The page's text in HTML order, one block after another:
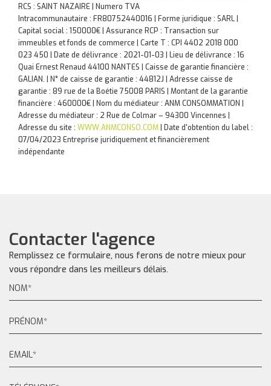
RCS : SAINT NAZAIRE | Numero TVA
Intracommunautaire : FR80752440016 | Forme juridique : SARL |
Capital social : 150000€ | Assurance RCP : Transaction sur
immeubles et fonds de commerce | Carte T : CPI 4402 2018 000
023 450 | Date de délivrance : 2021-01-03 | Lieu de délivrance : 16
Quai Ernest Renaud 44100 NANTES | Caisse de garantie financière :
GALIAN. | N° de caisse de garantie : 44812J | Adresse caisse de
garantie : 89 rue de la Boétie 75008 PARIS | Montant de la garantie
financière : 460000€ | Nom du médiateur : ANM CONSOMMATION |
Adresse du médiateur : 2 Rue de Colmar – 94300 Vincennes |
Adresse du site : WWW.ANMCONSO.COM | Date d'obtention du label :
07/04/2023 Entreprise juridiquement et financièrement
indépendante
Contacter l'agence
Remplissez ce formulaire, nous ferons de notre mieux pour
vous répondre dans les meilleurs délais.